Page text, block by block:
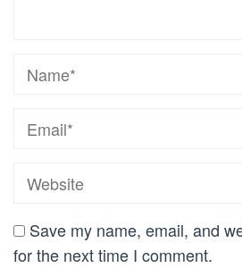
Save my name, email, and
for the next time I comment.